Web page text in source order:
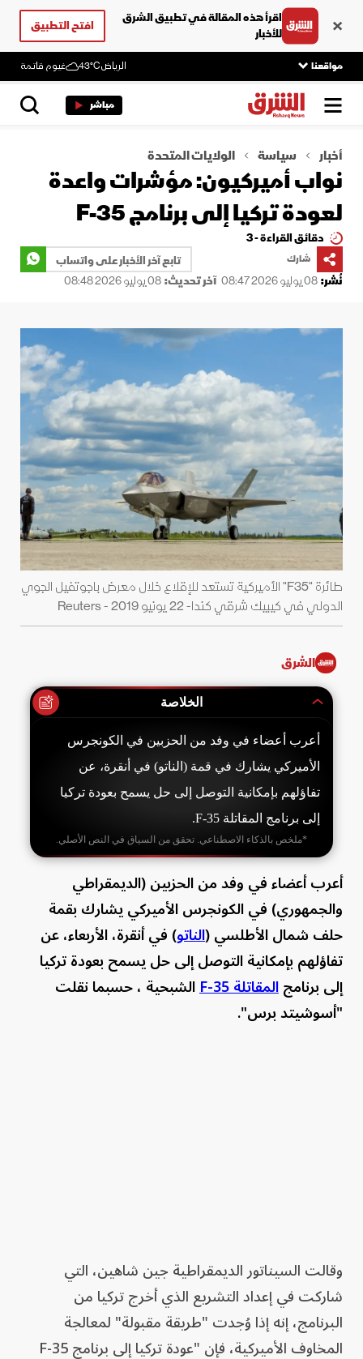
اقرأ هذه المقالة في تطبيق الشرق
للأخبار
افتح التطبيق
مواقعنا الرياض43°C غيوم قاتمة
مباشر
أخبار سياسة الولايات المتحدة
نواب أميركيون: مؤشرات واعدة
لعودة تركيا إلى برنامج F-35
دقائق القراءة - 3
شارك
تابع آخر الأخبار على واتساب
نُشر:08 يوليو 2026 08:47 آخر تحديث:08 يوليو 2026 08:48
طائرة "F35" الأميركية تستعد للإقلاع خلال معرض باجوتفيل الجوي
الدولي في كيبيك شرقي كندا- 22 يونيو 2019 - Reuters
الشرق
الخلاصة
أعرب أعضاء في وفد من الحزبين في الكونجرس
الأميركي يشارك في قمة (الناتو) في أنقرة، عن
تفاؤلهم بإمكانية التوصل إلى حل يسمح بعودة تركيا
إلى برنامج المقاتلة F-35.
*ملخص بالذكاء الاصطناعي. تحقق من السياق في النص الأصلي.
أعرب أعضاء في وفد من الحزبين (الديمقراطي
والجمهوري) في الكونجرس الأميركي يشارك بقمة
حلف شمال الأطلسي (الناتو) في أنقرة، الأربعاء، عن
تفاؤلهم بإمكانية التوصل إلى حل يسمح بعودة تركيا
إلى برنامجالمقاتلة F-35
الشبحية ، حسبما نقلت
"أسوشيتد برس".
وقالت السيناتور الديمقراطية جين شاهين، التي
شاركت في إعداد التشريع الذي أخرج تركيا من
البرنامج، إنه إذا وُجدت "طريقة مقبولة" لمعالجة
المخاوف الأميركية، فإن "عودة تركيا إلى برنامج F-35